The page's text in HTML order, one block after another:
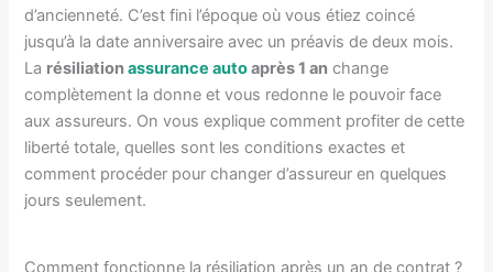
d’ancienneté. C’est fini l’époque où vous étiez coincé
jusqu’à la date anniversaire avec un préavis de deux mois.
La résiliationassurance autoaprès 1 an change
complètement la donne et vous redonne le pouvoir face
aux assureurs. On vous explique comment profiter de cette
liberté totale, quelles sont les conditions exactes et
comment procéder pour changer d’assureur en quelques
jours seulement.
Comment fonctionne la résiliation après un an de contrat ?